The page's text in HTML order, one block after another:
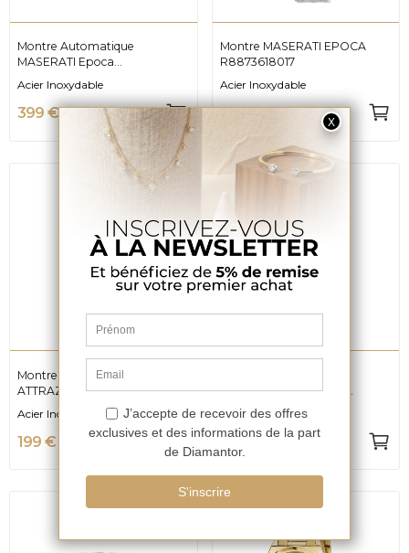
Montre Automatique
MASERATI Epoca
Acier Inoxydable
399 €
Montre MASERATI EPOCA
R8873618017
Acier Inoxydable
279 €
Montre MASERATI
ATTRAZIONE R8853151011
Acier Inoxydable
199 €
MASERATI SUCCESSO
R8823121001
Métal, Longueur 22cm
369 €
Exclusivité web